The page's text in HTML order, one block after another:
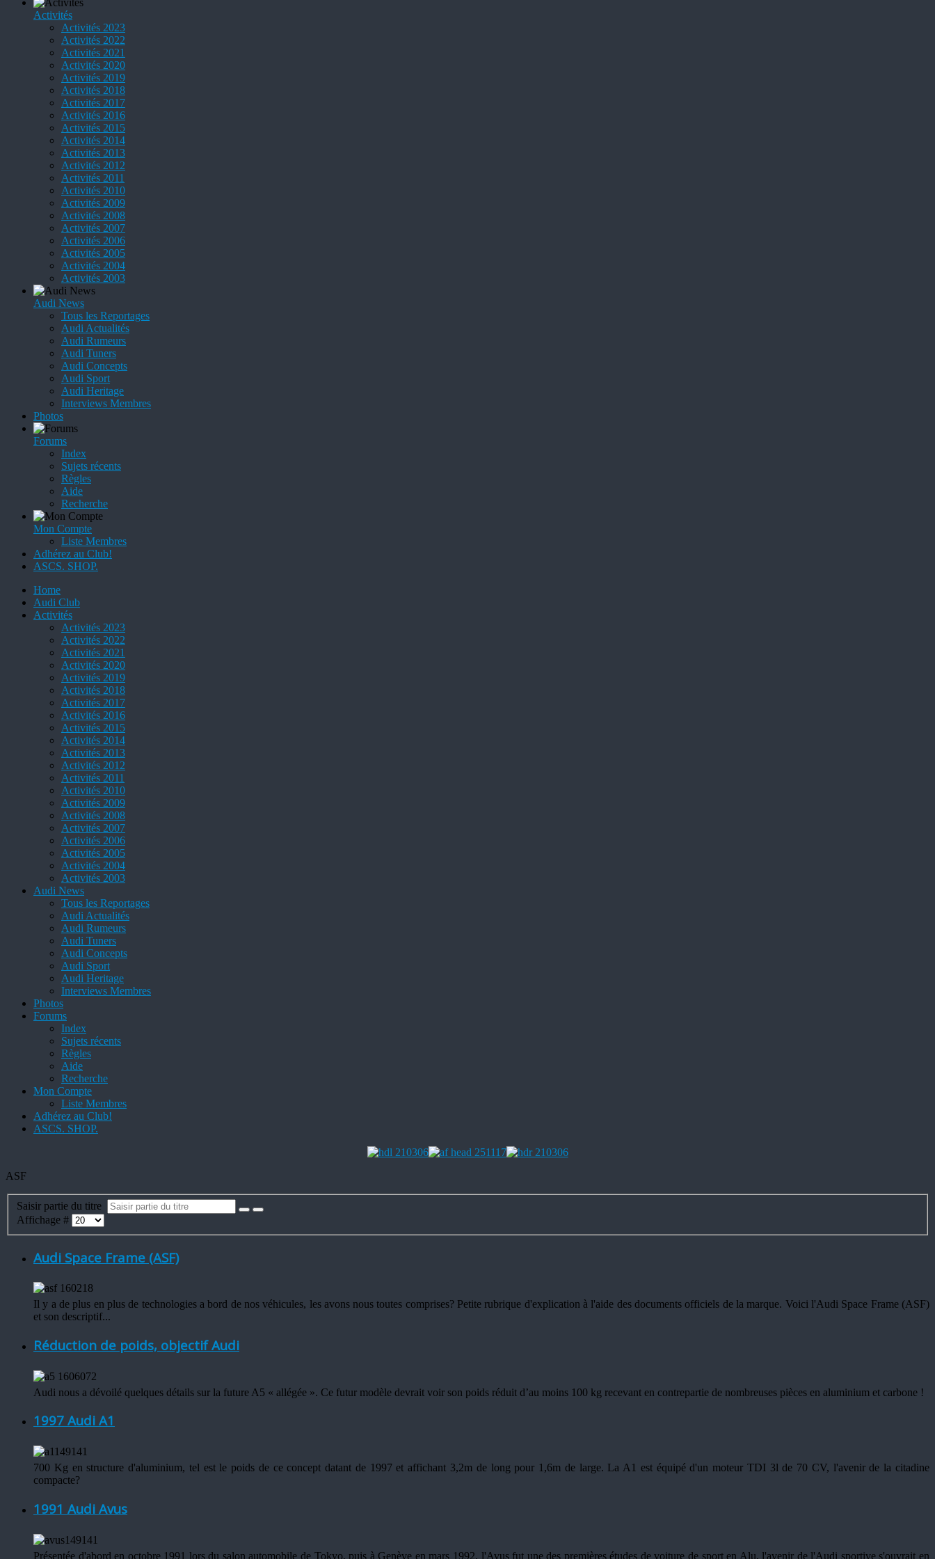
Activités
Activités 2023
Activités 2022
Activités 2021
Activités 2020
Activités 2019
Activités 2018
Activités 2017
Activités 2016
Activités 2015
Activités 2014
Activités 2013
Activités 2012
Activités 2011
Activités 2010
Activités 2009
Activités 2008
Activités 2007
Activités 2006
Activités 2005
Activités 2004
Activités 2003
Audi News
Tous les Reportages
Audi Actualités
Audi Rumeurs
Audi Tuners
Audi Concepts
Audi Sport
Audi Heritage
Interviews Membres
Photos
Forums
Index
Sujets récents
Règles
Aide
Recherche
Mon Compte
Liste Membres
Adhérez au Club!
ASCS. SHOP.
Home
Audi Club
Activités
Activités 2023
Activités 2022
Activités 2021
Activités 2020
Activités 2019
Activités 2018
Activités 2017
Activités 2016
Activités 2015
Activités 2014
Activités 2013
Activités 2012
Activités 2011
Activités 2010
Activités 2009
Activités 2008
Activités 2007
Activités 2006
Activités 2005
Activités 2004
Activités 2003
Audi News
Tous les Reportages
Audi Actualités
Audi Rumeurs
Audi Tuners
Audi Concepts
Audi Sport
Audi Heritage
Interviews Membres
Photos
Forums
Index
Sujets récents
Règles
Aide
Recherche
Mon Compte
Liste Membres
Adhérez au Club!
ASCS. SHOP.
ASF
Saisir partie du titre
Affichage #
Audi Space Frame (ASF)
Il y a de plus en plus de technologies a bord de nos véhicules, les avons nous toutes comprises? Petite rubrique d'explication à l'aide des documents officiels de la marque. Voici l'Audi Space Frame (ASF)
et son descriptif...
Réduction de poids, objectif Audi
Audi nous a dévoilé quelques détails sur la future A5 « allégée ». Ce futur modèle devrait voir son poids réduit d’au moins 100 kg recevant en contrepartie de nombreuses pièces en aluminium et carbone !
1997 Audi A1
700 Kg en structure d'aluminium, tel est le poids de ce concept datant de 1997 et affichant 3,2m de long pour 1,6m de large. La A1 est équipé d'un moteur TDI 3l de 70 CV, l'avenir de la citadine
compacte?
1991 Audi Avus
Présentée d'abord en octobre 1991 lors du salon automobile de Tokyo, puis à Genève en mars 1992, l'Avus fut une des premières études de voiture de sport en Alu, l'avenir de l'Audi sportive s'ouvrait en